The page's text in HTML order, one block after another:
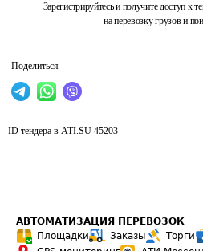
Зарегистрируйтесь и получите доступ к
на перевозку грузов и
Поделиться
ID тендера в ATI.SU 45203
АВТОМАТИЗАЦИЯ ПЕРЕВОЗОК
Площадки
Заказы Торги